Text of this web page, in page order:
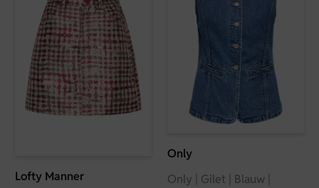
Lofty Manner
Only
Only | Gilet | Blauw |